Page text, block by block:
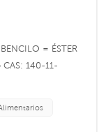
= ÉSTER
140-11-